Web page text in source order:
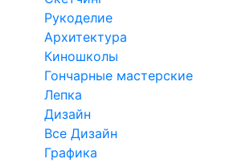
Рукоделие
Архитектура
Киношколы
Гончарные мастерские
Лепка
Дизайн
Все Дизайн
Графика